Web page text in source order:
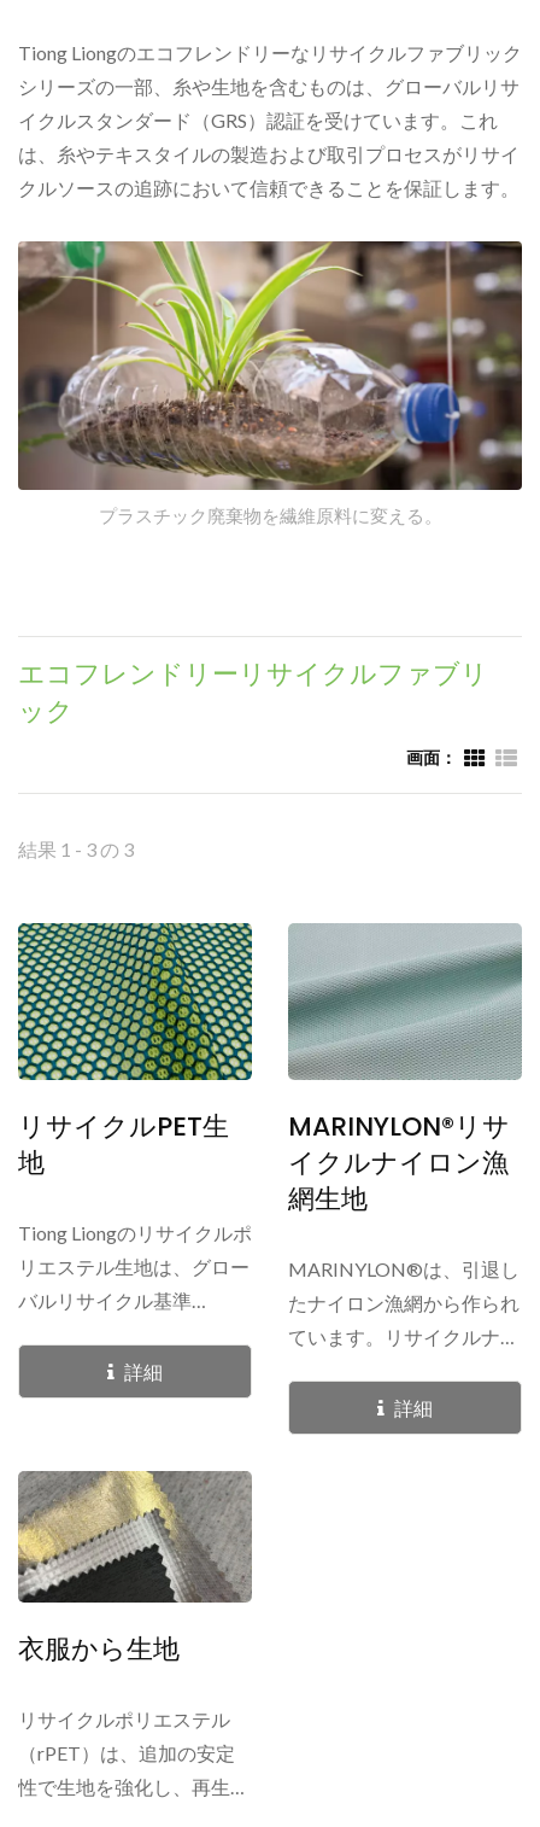
Tiong Liongのエコフレンドリーなリサイクルファブリック
シリーズの一部、糸や生地を含むものは、グローバルリサ
イクルスタンダード（GRS）認証を受けています。これ
は、糸やテキスタイルの製造および取引プロセスがリサイ
クルソースの追跡において信頼できることを保証します。
プラスチック廃棄物を繊維原料に変える。
エコフレンドリーリサイクルファブリ
ック
画面：
結果 1 - 3 の 3
リサイクルPET生
地
Tiong Liongのリサイクルポ
リエステル生地は、グロー
バルリサイクル基準
り、信頼できる持続可能性
を源から仕上げまで保証し
リエステルの代わりにPET
リサイクル糸を選ぶこと
で、エネルギー使用を大幅
に削減し、空気や水の汚
染、全体的な廃棄物を減ら
します。これは、責任ある
りスマートでクリーンな素
詳細
MARINYLON®リサ
イクルナイロン漁
網生地
MARINYLON®は、引退し
たナイロン漁網から作られ
ています。リサイクルナイ
合わせて、以下のような多
用途の生地アプリケーショ
詳細
衣服から生地
リサイクルポリエステル
（rPET）は、追加の安定
性で生地を強化し、再生さ